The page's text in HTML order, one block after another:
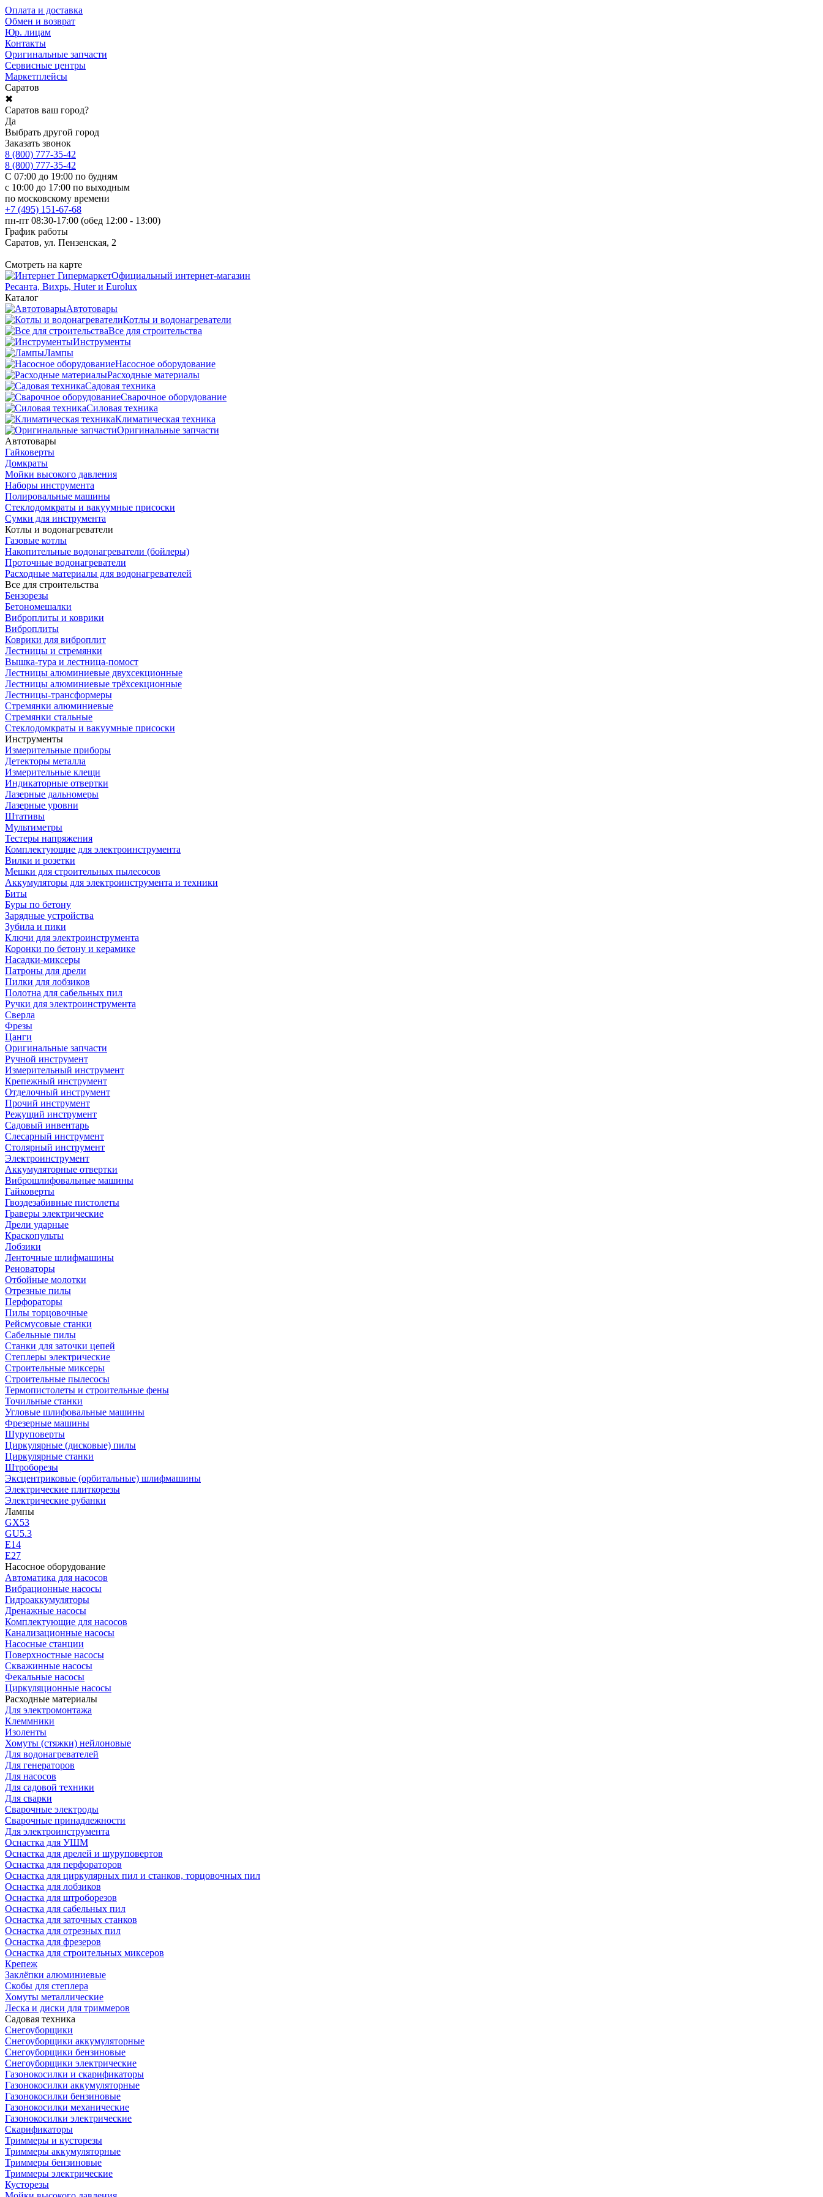
Оплата и доставка
Обмен и возврат
Юр. лицам
Контакты
Оригинальные запчасти
Сервисные центры
Маркетплейсы
Саратов
✖
Саратов ваш город?
Да
Выбрать другой город
Заказать звонок
8 (800) 777-35-42
8 (800) 777-35-42
С 07:00 до 19:00 по будням
с 10:00 до 17:00 по выходным
по московскому времени
+7 (495) 151-67-68
пн-пт 08:30-17:00 (обед 12:00 - 13:00)
График работы
Саратов, ул. Пензенская, 2
Смотреть на карте
Официальный интернет-магазин
Ресанта, Вихрь, Huter и Eurolux
Каталог
Автотовары
Котлы и водонагреватели
Все для строительства
Инструменты
Лампы
Насосное оборудование
Расходные материалы
Садовая техника
Сварочное оборудование
Силовая техника
Климатическая техника
Оригинальные запчасти
Автотовары
Гайковерты
Домкраты
Мойки высокого давления
Наборы инструмента
Полировальные машины
Стеклодомкраты и вакуумные присоски
Сумки для инструмента
Котлы и водонагреватели
Газовые котлы
Накопительные водонагреватели (бойлеры)
Проточные водонагреватели
Расходные материалы для водонагревателей
Все для строительства
Бензорезы
Бетономешалки
Виброплиты и коврики
Виброплиты
Коврики для виброплит
Лестницы и стремянки
Вышка-тура и лестница-помост
Лестницы алюминиевые двухсекционные
Лестницы алюминиевые трёхсекционные
Лестницы-трансформеры
Стремянки алюминиевые
Стремянки стальные
Стеклодомкраты и вакуумные присоски
Инструменты
Измерительные приборы
Детекторы металла
Измерительные клещи
Индикаторные отвертки
Лазерные дальномеры
Лазерные уровни
Штативы
Мультиметры
Тестеры напряжения
Комплектующие для электроинструмента
Вилки и розетки
Мешки для строительных пылесосов
Аккумуляторы для электроинструмента и техники
Биты
Буры по бетону
Зарядные устройства
Зубила и пики
Ключи для электроинструмента
Коронки по бетону и керамике
Насадки-миксеры
Патроны для дрели
Пилки для лобзиков
Полотна для сабельных пил
Ручки для электроинструмента
Сверла
Фрезы
Цанги
Оригинальные запчасти
Ручной инструмент
Измерительный инструмент
Крепежный инструмент
Отделочный инструмент
Прочий инструмент
Режущий инструмент
Садовый инвентарь
Слесарный инструмент
Столярный инструмент
Электроинструмент
Аккумуляторные отвертки
Виброшлифовальные машины
Гайковерты
Гвоздезабивные пистолеты
Граверы электрические
Дрели ударные
Краскопульты
Лобзики
Ленточные шлифмашины
Реноваторы
Отбойные молотки
Отрезные пилы
Перфораторы
Пилы торцовочные
Рейсмусовые станки
Сабельные пилы
Станки для заточки цепей
Степлеры электрические
Строительные миксеры
Строительные пылесосы
Термопистолеты и строительные фены
Точильные станки
Угловые шлифовальные машины
Фрезерные машины
Шуруповерты
Циркулярные (дисковые) пилы
Циркулярные станки
Штроборезы
Эксцентриковые (орбитальные) шлифмашины
Электрические плиткорезы
Электрические рубанки
Лампы
GX53
GU5.3
Е14
Е27
Насосное оборудование
Автоматика для насосов
Вибрационные насосы
Гидроаккумуляторы
Дренажные насосы
Комплектующие для насосов
Канализационные насосы
Насосные станции
Поверхностные насосы
Скважинные насосы
Фекальные насосы
Циркуляционные насосы
Расходные материалы
Для электромонтажа
Клеммники
Изоленты
Хомуты (стяжки) нейлоновые
Для водонагревателей
Для генераторов
Для насосов
Для садовой техники
Для сварки
Сварочные электроды
Сварочные принадлежности
Для электроинструмента
Оснастка для УШМ
Оснастка для дрелей и шуруповертов
Оснастка для перфораторов
Оснастка для циркулярных пил и станков, торцовочных пил
Оснастка для лобзиков
Оснастка для штроборезов
Оснастка для сабельных пил
Оснастка для заточных станков
Оснастка для отрезных пил
Оснастка для фрезеров
Оснастка для строительных миксеров
Крепеж
Заклёпки алюминиевые
Скобы для степлера
Хомуты металлические
Леска и диски для триммеров
Садовая техника
Снегоуборщики
Снегоуборщики аккумуляторные
Снегоуборщики бензиновые
Снегоуборщики электрические
Газонокосилки и скарификаторы
Газонокосилки аккумуляторные
Газонокосилки бензиновые
Газонокосилки механические
Газонокосилки электрические
Скарификаторы
Триммеры и кусторезы
Триммеры аккумуляторные
Триммеры бензиновые
Триммеры электрические
Кусторезы